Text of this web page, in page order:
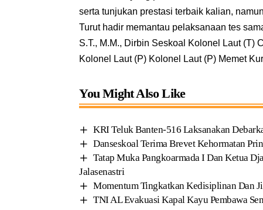
serta tunjukan prestasi terbaik kalian,
Turut hadir memantau pelaksanaan tes
S.T., M.M., Dirbin Seskoal Kolonel Laut (T)
Kolonel Laut (P) Kolonel Laut (P) Memet
You Might Also Like
KRI Teluk Banten-516 Laksanakan
Danseskoal Terima Brevet Kehormatan
Tatap Muka Pangkoarmada I Dan Ketua
Jalasenastri
Momentum Tingkatkan Kedisiplinan Dan
TNI AL Evakuasi Kapal Kayu Pembawa